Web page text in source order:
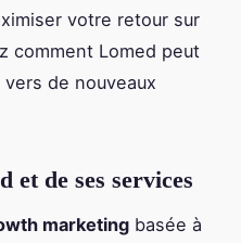
votre retour sur
comment Lomed peut
de nouveaux
et de ses services
marketing basée à